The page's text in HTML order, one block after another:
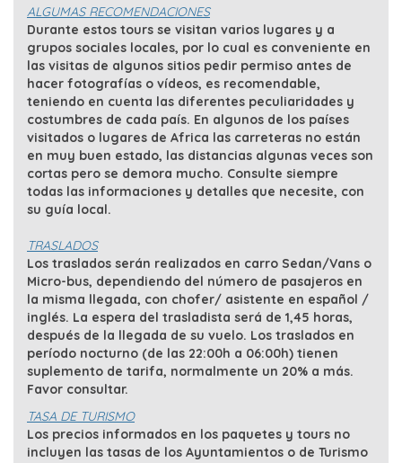
ALGUMAS RECOMENDACIONES
Durante estos tours se visitan varios lugares y a
grupos sociales locales, por lo cual es conveniente en
las visitas de algunos sitios pedir permiso antes de
hacer fotografías o vídeos, es recomendable,
teniendo en cuenta las diferentes peculiaridades y
costumbres de cada país. En algunos de los países
visitados o lugares de Africa las carreteras no están
en muy buen estado, las distancias algunas veces son
cortas pero se demora mucho. Consulte siempre
todas las informaciones y detalles que necesite, con
su guía local.
TRASLADOS
Los traslados serán realizados en carro Sedan/Vans o
Micro-bus, dependiendo del número de pasajeros en
la misma llegada, con chofer/ asistente en español /
inglés. La espera del trasladista será de 1,45 horas,
después de la llegada de su vuelo. Los traslados en
período nocturno (de las 22:00h a 06:00h) tienen
suplemento de tarifa, normalmente un 20% a más.
Favor consultar.
TASA DE TURISMO
Los precios informados en los paquetes y tours no
incluyen las tasas de los Ayuntamientos o de Turismo